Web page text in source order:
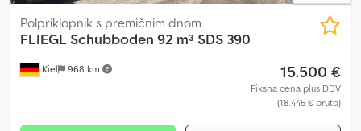
Kiel 968 km
Polpriklopnik s premičnim dnom
FLIEGL Schubboden 92 m³ SDS 390
15.500 €
Fiksna cena plus DDV
(18.445 € bruto)